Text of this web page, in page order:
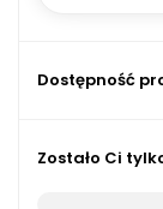
Dostępność
Zostało Ci